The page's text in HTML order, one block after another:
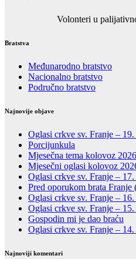
Volonteri u
Bratstva
Međunarodno bratstvo
Nacionalno bratstvo
Područno bratstvo
Najnovije objave
Oglasi crkve sv. Franje –
Porcijunkula
Mjesečna tema kolovoz
Mjesečni oglasi kolovoz
Oglasi crkve sv. Franje –
Pred oporukom brata Franje
Oglasi crkve sv. Franje –
Oglasi crkve sv. Franje –
Gospodin mi je dao braću
Oglasi crkve sv. Franje –
Najnoviji komentari